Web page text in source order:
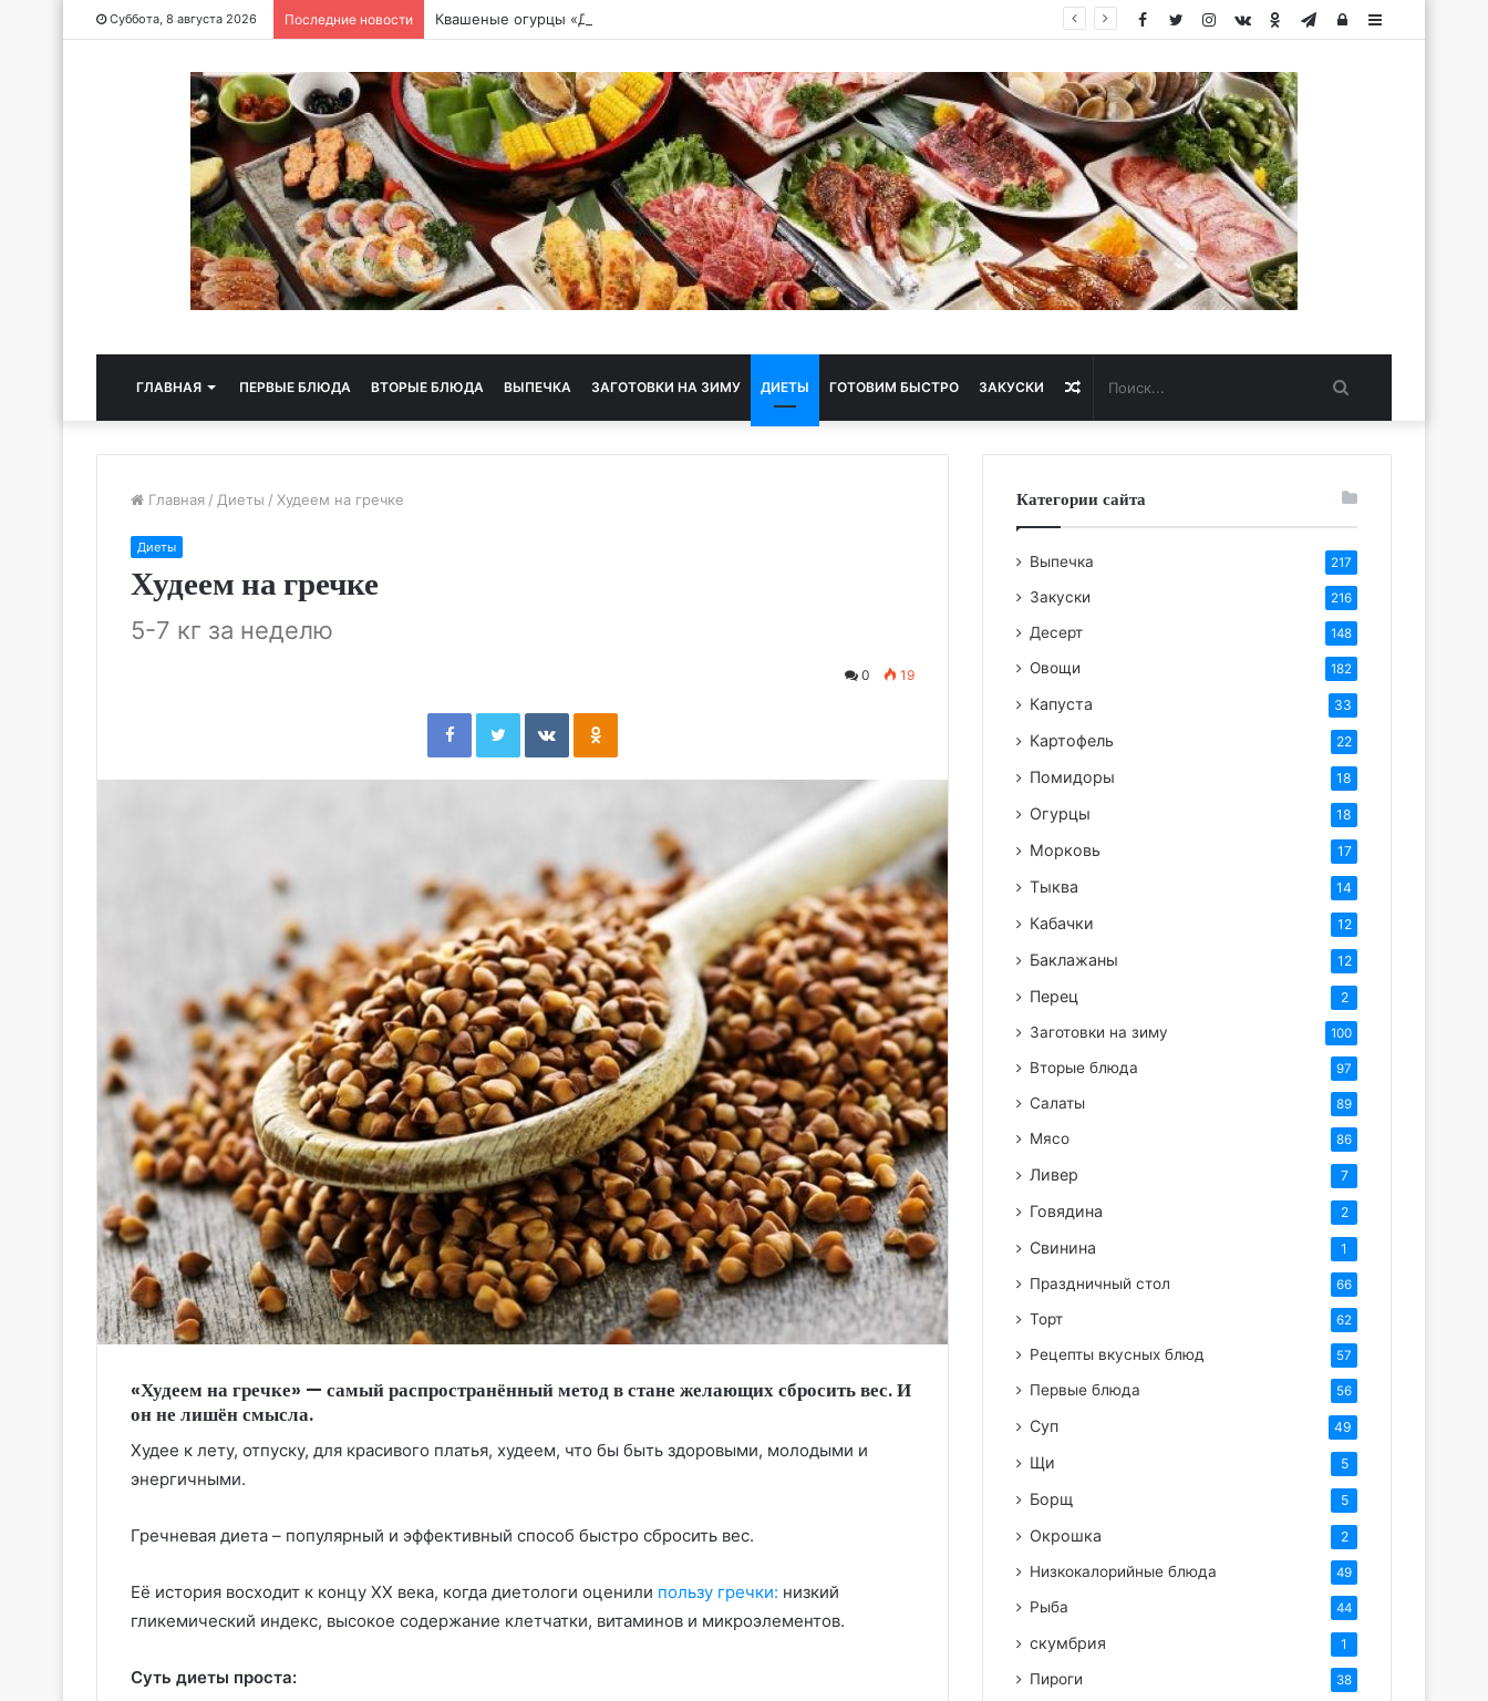
Суббота, 8 августа 2026 Последние новости Квашеные огурцы «Демидовские» рецепт приготовления Sidebar
Авторизация
Telegram
Одноклассники
vk.com
Instagram
Twitter
Facebook
ГЛАВНАЯ ПЕРВЫЕ БЛЮДА ВТОРЫЕ БЛЮДА ВЫПЕЧКА ЗАГОТОВКИ НА ЗИМУ ДИЕТЫ ГОТОВИМ БЫСТРО ЗАКУСКИ Случайная
статья
Главная / Диеты / Худеем на гречке
Диеты
Худеем на гречке
5-7 кг за неделю
0 19
FacebookTwitterВконтактеОдноклассники
«Худеем на гречке» — самый распространённый метод в стане желающих сбросить вес. И
он не лишён смысла.
Худее к лету, отпуску, для красивого платья, худеем, что бы быть здоровыми, молодыми и
энергичными.
Гречневая диета – популярный и эффективный способ быстро сбросить вес.
Её история восходит к концу XX века, когда диетологи оценили пользу гречки: низкий
гликемический индекс, высокое содержание клетчатки, витаминов и микроэлементов.
Суть диеты проста:
Категории сайта
Выпечка 217
Закуски 216
Десерт 148
Овощи 182
Капуста 33
Картофель 22
Помидоры 18
Огурцы 18
Морковь 17
Тыква 14
Кабачки 12
Баклажаны 12
Перец 2
Заготовки на зиму 100
Вторые блюда 97
Салаты 89
Мясо 86
Ливер 7
Говядина 2
Свинина 1
Праздничный стол 66
Торт 62
Рецепты вкусных блюд 57
Первые блюда 56
Суп 49
Щи 5
Борщ 5
Окрошка 2
Низкокалорийные блюда 49
Рыба 44
скумбрия 1
Пироги 38